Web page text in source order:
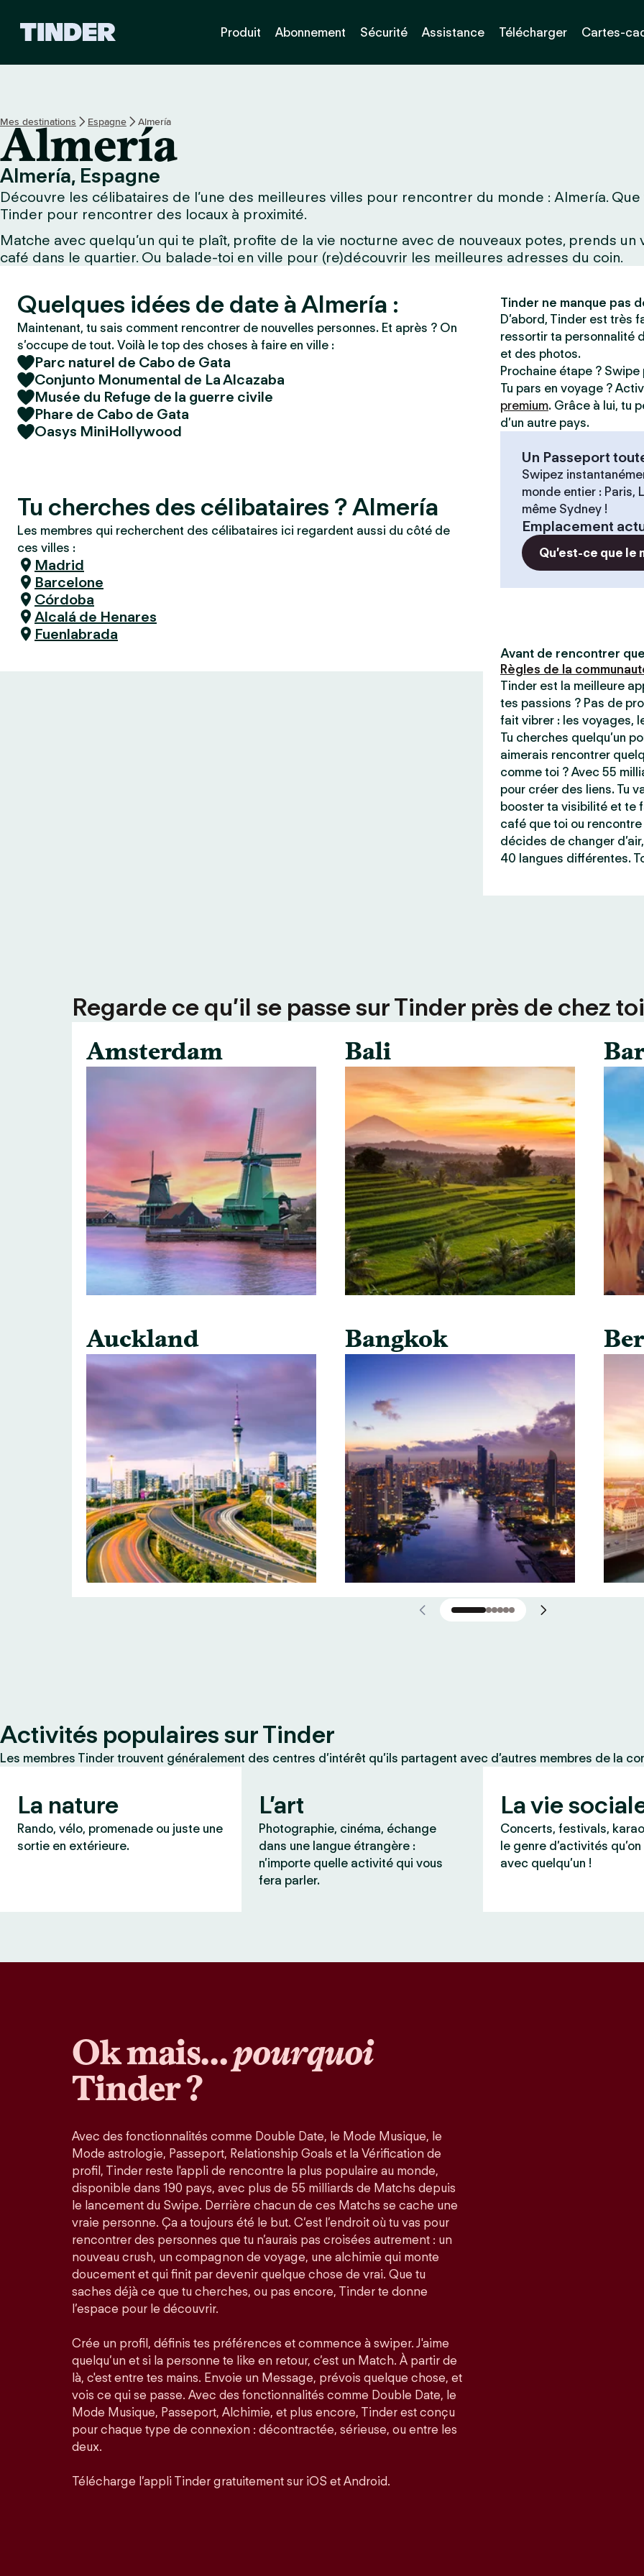
l
T
d
e
r
Produit Abonnement Sécurité Assistance Télécharger Cartes-
Mes destinations Espagne Almería
Almería
Almería, Espagne
Découvre les célibataires de l’une des meilleures villes pour rencontrer du monde : Almería.
Tinder pour rencontrer des locaux à proximité.
Matche avec quelqu’un qui te plaît, profite de la vie nocturne avec de nouveaux potes, prends
café dans le quartier. Ou balade-toi en ville pour (re)découvrir les meilleures adresses du coin.
Quelques idées de date à Almería :
Maintenant, tu sais comment rencontrer de nouvelles personnes. Et après ? On
s’occupe de tout. Voilà le top des choses à faire en ville :
Parc naturel de Cabo de Gata
Conjunto Monumental de La Alcazaba
Musée du Refuge de la guerre civile
Phare de Cabo de Gata
Oasys MiniHollywood
Tu cherches des célibataires ? Almería
Les membres qui recherchent des célibataires ici regardent aussi du côté de
ces villes :
Madrid
Barcelone
Córdoba
Alcalá de Henares
Fuenlabrada
Tinder ne manque pas
D’abord, Tinder est très
ressortir ta personnalité
et des photos.
Prochaine étape ?
Tu pars en voyage ?
premium. Grâce à lui, tu
d’un autre pays.
Un Passeport
Swipez
monde entier : Paris,
même Sydney !
Emplacement
Qu’est-ce que le
Avant de rencontrer
Règles de la
Tinder est la meilleure
tes passions ? Pas de
fait vibrer : les voyages,
Tu cherches quelqu’un
aimerais rencontrer
comme toi ? Avec 55
pour créer des liens. Tu
booster ta visibilité et te
café que toi ou
décides de changer
40 langues différentes.
Regarde ce qu’il se passe sur Tinder près de chez
Amsterdam
Auckland
Bali
Bangkok
Activités populaires sur Tinder
Les membres Tinder trouvent généralement des centres d’intérêt qu’ils partagent avec d’autres membres de la
La nature
Rando, vélo, promenade ou juste une
sortie en extérieure.
L’art
Photographie, cinéma, échange
dans une langue étrangère :
n’importe quelle activité qui vous
fera parler.
La vie
Concerts, festivals,
le genre d’activités
avec quelqu’un !
Ok mais…pourquoi
Tinder ?
Avec des fonctionnalités comme Double Date, le Mode Musique, le
Mode astrologie, Passeport, Relationship Goals et la Vérification de
profil, Tinder reste l'appli de rencontre la plus populaire au monde,
disponible dans 190 pays, avec plus de 55 milliards de Matchs depuis
le lancement du Swipe. Derrière chacun de ces Matchs se cache une
vraie personne. Ça a toujours été le but. C’est l’endroit où tu vas pour
rencontrer des personnes que tu n’aurais pas croisées autrement : un
nouveau crush, un compagnon de voyage, une alchimie qui monte
doucement et qui finit par devenir quelque chose de vrai. Que tu
saches déjà ce que tu cherches, ou pas encore, Tinder te donne
l’espace pour le découvrir.
Crée un profil, définis tes préférences et commence à swiper. J'aime
quelqu’un et si la personne te like en retour, c’est un Match. À partir de
là, c'est entre tes mains. Envoie un Message, prévois quelque chose, et
vois ce qui se passe. Avec des fonctionnalités comme Double Date, le
Mode Musique, Passeport, Alchimie, et plus encore, Tinder est conçu
pour chaque type de connexion : décontractée, sérieuse, ou entre les
deux.
Télécharge l’appli Tinder gratuitement sur iOS et Android.